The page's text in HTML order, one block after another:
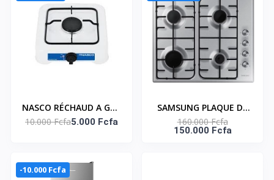
NASCO RÉCHAUD A GAZ
1 FEU – NASGS-K1BW
10.000 Fcfa5.000 Fcfa
SAMSUNG PLAQUE DE
CUISSON 4 FEUX ACIER
INOXYDABLE
160.000 Fcfa
150.000 Fcfa
-10.000 Fcfa